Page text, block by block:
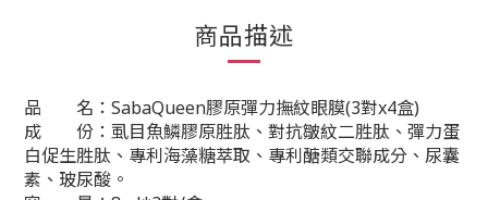
商品描述
品 名：SabaQueen膠原彈力撫紋眼膜(3對x4盒)
成 份：虱目魚鱗膠原胜肽、對抗皺紋二胜肽、彈力蛋
白促生胜肽、專利海藻糖萃取、專利醣類交聯成分、尿囊
素、玻尿酸。